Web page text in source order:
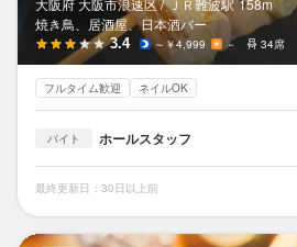
焼き鳥、居酒屋、日本酒バー
3.4 ～￥4,999 － 34席
フルタイム歓迎 ネイルOK
バイト ホールスタッフ
最終更新日：30日以上前